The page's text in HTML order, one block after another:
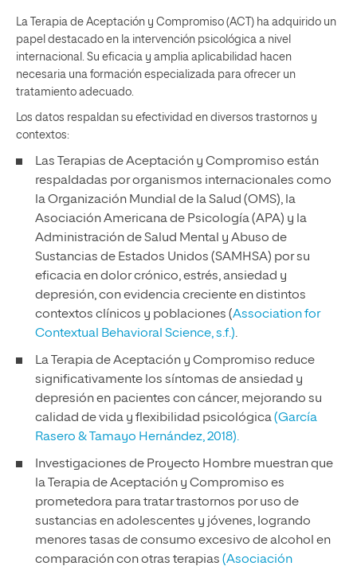
La Terapia de Aceptación y Compromiso (ACT) ha adquirido un
papel destacado en la intervención psicológica a nivel
internacional. Su eficacia y amplia aplicabilidad hacen
necesaria una formación especializada para ofrecer un
tratamiento adecuado.
Los datos respaldan su efectividad en diversos trastornos y
contextos:
Las Terapias de Aceptación y Compromiso están
respaldadas por organismos internacionales como
la Organización Mundial de la Salud (OMS), la
Asociación Americana de Psicología (APA) y la
Administración de Salud Mental y Abuso de
Sustancias de Estados Unidos (SAMHSA) por su
eficacia en dolor crónico, estrés, ansiedad y
depresión, con evidencia creciente en distintos
contextos clínicos y poblaciones (Association for
Contextual Behavioral Science, s.f.).
La Terapia de Aceptación y Compromiso reduce
significativamente los síntomas de ansiedad y
depresión en pacientes con cáncer, mejorando su
calidad de vida y flexibilidad psicológica(García
Rasero & Tamayo Hernández, 2018).
Investigaciones de Proyecto Hombre muestran que
la Terapia de Aceptación y Compromiso es
prometedora para tratar trastornos por uso de
sustancias en adolescentes y jóvenes, logrando
menores tasas de consumo excesivo de alcohol en
comparación con otras terapias (Asociación